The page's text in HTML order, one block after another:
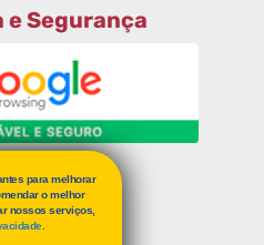
para melhorar
o melhor
nossos serviços,
.
e Segurança
AQUI